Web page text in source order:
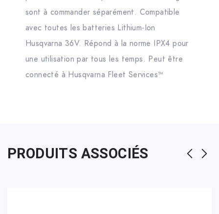
sont à commander séparément. Compatible
avec toutes les batteries Lithium-Ion
Husqvarna 36V. Répond à la norme IPX4 pour
une utilisation par tous les temps. Peut être
connecté à Husqvarna Fleet Services™
PRODUITS ASSOCIÉS